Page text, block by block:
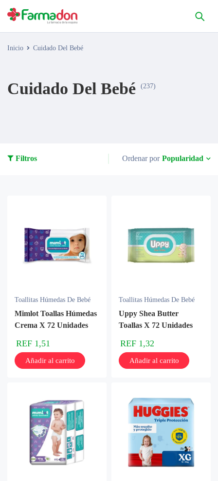
Inicio Cuidado Del Bebé
Cuidado Del Bebé (237)
Filtros Ordenar por Popularidad
Toallitas Húmedas De Bebé
Mimlot Toallas Húmedas
Crema X 72 Unidades
REF 1,51
Añadir al carrito
Toallitas Húmedas De Bebé
Uppy Shea Butter
Toallas X 72 Unidades
REF 1,32
Añadir al carrito